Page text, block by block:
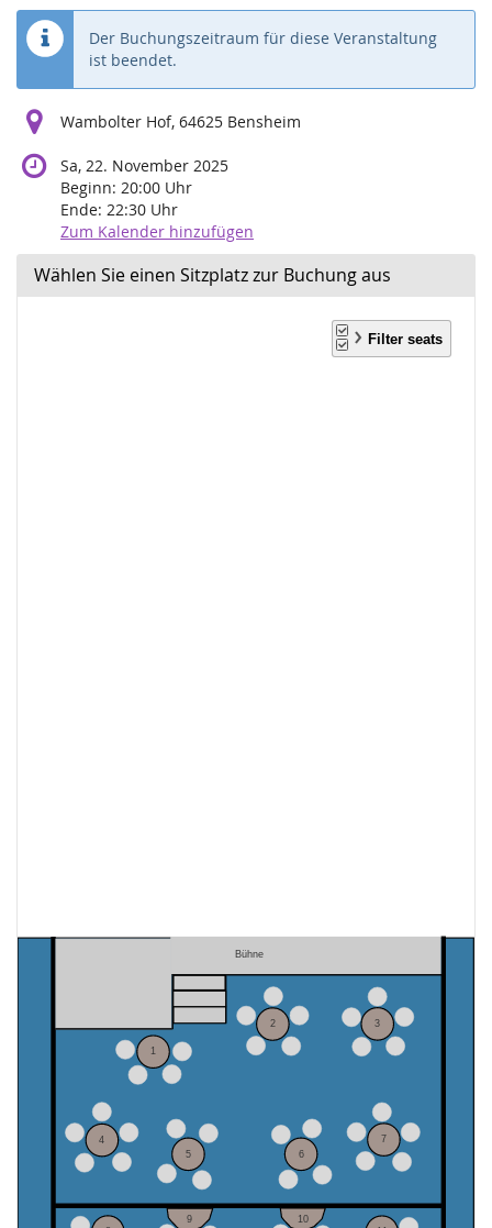
Der Buchungszeitraum für diese Veranstaltung
ist beendet.
Wambolter Hof, 64625 Bensheim
Sa, 22. November 2025
Beginn: 20:00 Uhr
Ende: 22:30 Uhr
Zum Kalender hinzufügen
Wählen Sie einen Sitzplatz zur Buchung aus